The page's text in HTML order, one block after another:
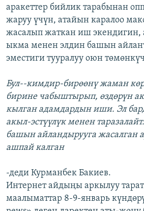
аракеттер бийлик тарабынан
жаруу үчүн, атайын каралоо
жасалып жаткан иш
ыкма менен элдин башын
эместиги тууралуу оюн
Бул--кимдир-бирөөнү жаман
бирине чабыштырып, өздөрүн
кылган адамдардын иши. Эл
акыл-эстүүлүк менен
башын айландырууга жасалган
ашпай калган
-деди Курманбек Бакиев.
Интернет айдыңы аркылуу
маалыматтар 8-9-январь